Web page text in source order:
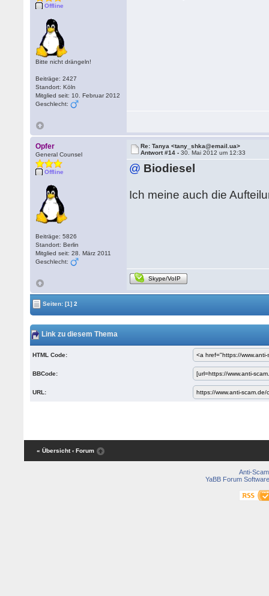
Offline
Bitte nicht drängeln!
Beiträge: 2427
Standort: Köln
Mitglied seit: 10. Februar 2012
Geschlecht:
Opfer
General Counsel
Offline
Beiträge: 5826
Standort: Berlin
Mitglied seit: 28. März 2011
Geschlecht:
Re: Tanya <tany_shka@email.ua>
Antwort #14 -30. Mai 2012 um 12:33
@ Biodiesel
Ich meine auch die
Skype/VoIP
Seiten:[1] 2
Link zu diesem Thema
HTML Code:
BBCode:
URL:
« Übersicht ‹ Forum
Anti-Scam
YaBB Forum Software